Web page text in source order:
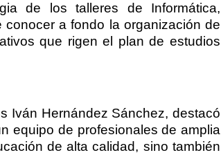
de los talleres de Informática,
a fondo la organización de
que rigen el plan de estudios
Iván Hernández Sánchez, destacó
equipo de profesionales de amplia
de alta calidad, sino también